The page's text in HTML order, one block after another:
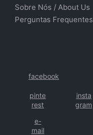
Sobre Nós / About Us
Perguntas Frequentes
facebook
pinte
rest
insta
gram
e-
mail